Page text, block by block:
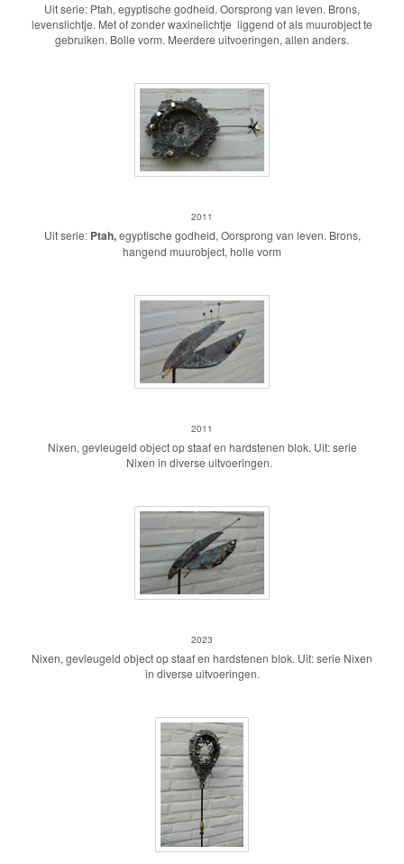
Uit serie: Ptah, egyptische godheid. Oorsprong van leven. Brons,
levenslichtje. Met of zonder waxinelichtje liggend of als muurobject te
gebruiken. Bolle vorm. Meerdere uitvoeringen, allen anders.
2011
Uit serie: Ptah,egyptische godheid, Oorsprong van leven. Brons,
hangend muurobject, holle vorm
2011
Nixen, gevleugeld object op staaf en hardstenen blok. Uit: serie
Nixen in diverse uitvoeringen.
2023
Nixen, gevleugeld object op staaf en hardstenen blok. Uit: serie Nixen
in diverse uitvoeringen.